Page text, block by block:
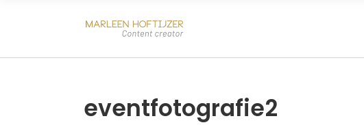
eventfotografie2